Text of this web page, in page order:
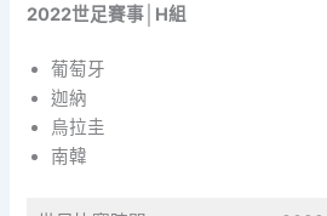
2022世足賽事│H組
葡萄牙
迦納
烏拉圭
南韓